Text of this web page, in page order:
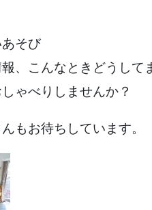
そび
、こんなときどうして
ゃべりしませんか？
もお待ちしています。